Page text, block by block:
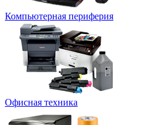
Компьютерная периферия
Офисная техника